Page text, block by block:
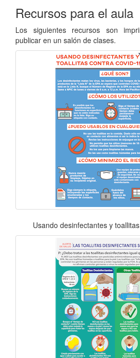
Recursos para el aula
Los siguientes recursos son
publicar en un salón de clases.
Usando desinfectantes y